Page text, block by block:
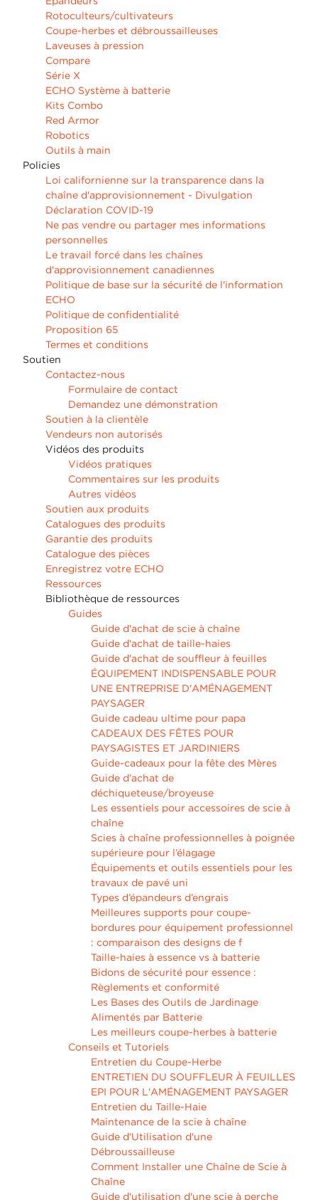
Rotoculteurs/cultivateurs
Coupe-herbes et débroussailleuses
Laveuses à pression
Compare
Série X
ECHO Système à batterie
Kits Combo
Red Armor
Robotics
Outils à main
Policies
Loi californienne sur la transparence dans la
chaîne d'approvisionnement - Divulgation
Déclaration COVID-19
Ne pas vendre ou partager mes informations
personnelles
Le travail forcé dans les chaînes
d'approvisionnement canadiennes
Politique de base sur la sécurité de l'information
ECHO
Politique de confidentialité
Proposition 65
Termes et conditions
Soutien
Contactez-nous
Formulaire de contact
Demandez une démonstration
Soutien à la clientèle
Vendeurs non autorisés
Vidéos des produits
Vidéos pratiques
Commentaires sur les produits
Autres vidéos
Soutien aux produits
Catalogues des produits
Garantie des produits
Catalogue des pièces
Enregistrez votre ECHO
Ressources
Bibliothèque de ressources
Guides
Guide d'achat de scie à chaîne
Guide d'achat de taille-haies
Guide d'achat de souffleur à feuilles
ÉQUIPEMENT INDISPENSABLE POUR
UNE ENTREPRISE D'AMÉNAGEMENT
PAYSAGER
Guide cadeau ultime pour papa
CADEAUX DES FÊTES POUR
PAYSAGISTES ET JARDINIERS
Guide-cadeaux pour la fête des Mères
Guide d’achat de
déchiqueteuse/broyeuse
Les essentiels pour accessoires de scie à
chaîne
Scies à chaîne professionnelles à poignée
supérieure pour l’élagage
Équipements et outils essentiels pour les
travaux de pavé uni
Types d’épandeurs d’engrais
Meilleures supports pour coupe-
bordures pour équipement professionnel
: comparaison des designs de f
Taille-haies à essence vs à batterie
Bidons de sécurité pour essence :
Règlements et conformité
Les Bases des Outils de Jardinage
Alimentés par Batterie
Les meilleurs coupe-herbes à batterie
Conseils et Tutoriels
Entretien du Coupe-Herbe
ENTRETIEN DU SOUFFLEUR À FEUILLES
EPI POUR L'AMÉNAGEMENT PAYSAGER
Entretien du Taille-Haie
Maintenance de la scie à chaîne
Guide d'Utilisation d'une
Débroussailleuse
Comment Installer une Chaîne de Scie à
Chaîne
Guide d'utilisation d'une scie à perche